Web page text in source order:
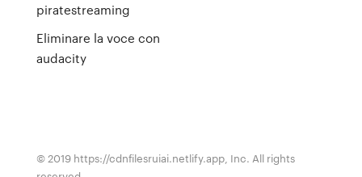
piratestreaming
Eliminare la voce con
audacity
© 2019 https://cdnfilesruiai.netlify.app, Inc. All rights